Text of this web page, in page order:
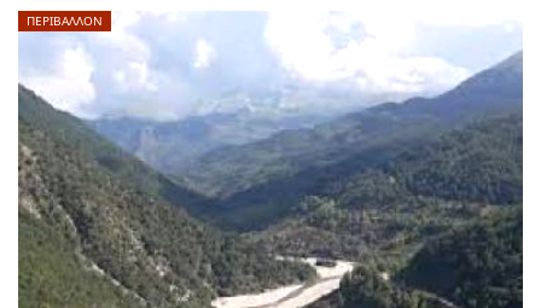
ΠΕΡΙΒΑΛΛΟΝ